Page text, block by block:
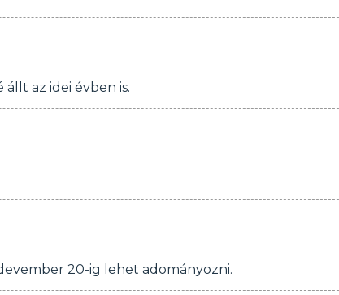
az idei évben is.
20-ig lehet adományozni.